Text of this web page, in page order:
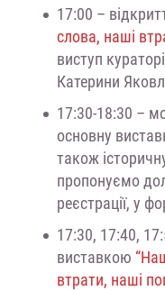
17:00 –
слова, наші
виступ
Катерини
17:30-18:30 –
основну
також
пропонуємо
реєстрації, у
17:30, 17:40,
виставкою
втрати, наші